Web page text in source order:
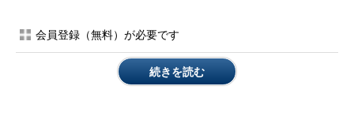
ミレニアル世代への福利厚生は、メシより「ハイ
テク」？
職場でのコミュニケーションとコラボレーション：「対面会議は
会員登録（無料）が必要です
続きを読む